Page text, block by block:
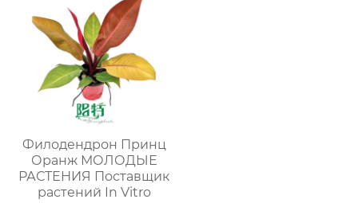
Филодендрон Принц
Оранж МОЛОДЫЕ
РАСТЕНИЯ Поставщик
растений In Vitro